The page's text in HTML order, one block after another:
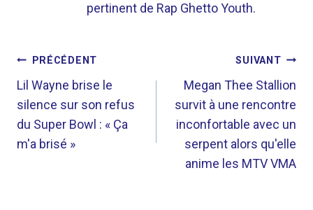
pertinent de Rap Ghetto Youth.
NAVIGATION
DE
L’ARTICLE
PRÉCÉDENT
Lil Wayne brise le
silence sur son refus
du Super Bowl : « Ça
m'a brisé »
SUIVANT
Megan Thee Stallion
survit à une rencontre
inconfortable avec un
serpent alors qu'elle
anime les MTV VMA